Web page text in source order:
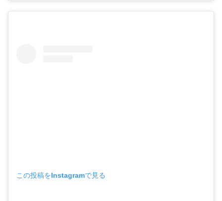
この投稿をInstagramで見る